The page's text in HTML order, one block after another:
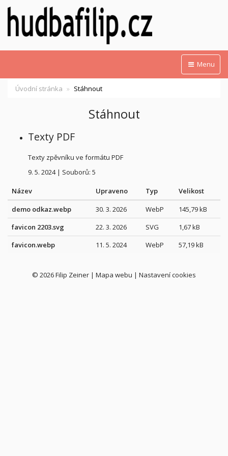
Menu
Úvodní stránka Stáhnout
Stáhnout
Texty PDF
Texty zpěvníku ve formátu PDF
9. 5. 2024 | Souborů: 5
Název Upraveno Typ
Velikost
demo odkaz.webp
30. 3. 2026 WebP
145,79 kB
favicon 2203.svg
22. 3. 2026 SVG
1,67 kB
favicon.webp
11. 5. 2024 WebP 57,19 kB
© 2026Filip Zeiner | Mapa webu | Nastavení cookies